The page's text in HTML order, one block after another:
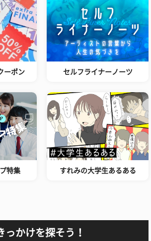
ーポン セルフライナーノーツ
特集 すれみの大学生あるある
かけを探そう！